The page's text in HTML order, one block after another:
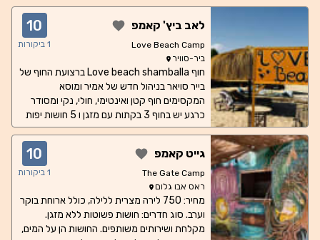
לאב ביץ' קאמפ
Love Beach Camp
ביר-סוויר
10
1 ביקורות
חוף Love beach shamballa ברצועת החוף של
בייר סויאר בניהול חדש של אמיר ומוסא
המקסימים חוף קטן ואינטימי, חולי, נקי ומסודר
כרגע יש בחוף 3 בקתות עם מזגן ו 5 חושות יפות
לכולם שירותים ומקלחת משותפים נקיים
ומסודרים אוכל טעים והכי חשוב אוירה מזמינה עם
אנרגיות טובות של סיני זאת שהתגעגענו אליה .
גייט קאמפ
The Gate Camp
ראס אבו גלום
10
1 ביקורות
מחיר: 750 לירה מצרית ללילה, כולל ארוחת בוקר
וערב. סוג חדרים: חושות פשוטות ללא מזגן.
מקלחת ושירותים משותפים. החושות הן על המים,